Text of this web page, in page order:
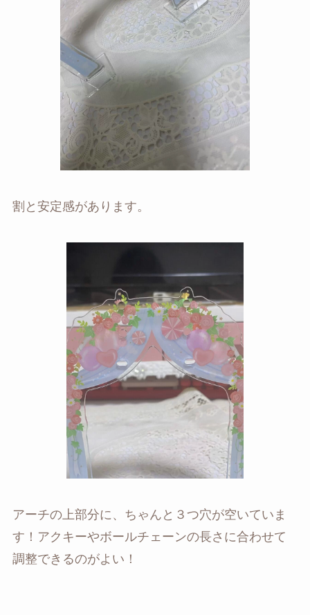
割と安定感があります。
アーチの上部分に、ちゃんと３つ穴が空いていま
す！アクキーやボールチェーンの長さに合わせて
調整できるのがよい！